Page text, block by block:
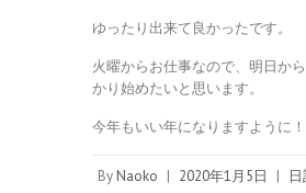
ゆったり出来て良かったです。
火曜からお仕事なので、明日か
かり始めたいと思います。
今年もいい年になりますように！
By Naoko | 2020年1月5日 |